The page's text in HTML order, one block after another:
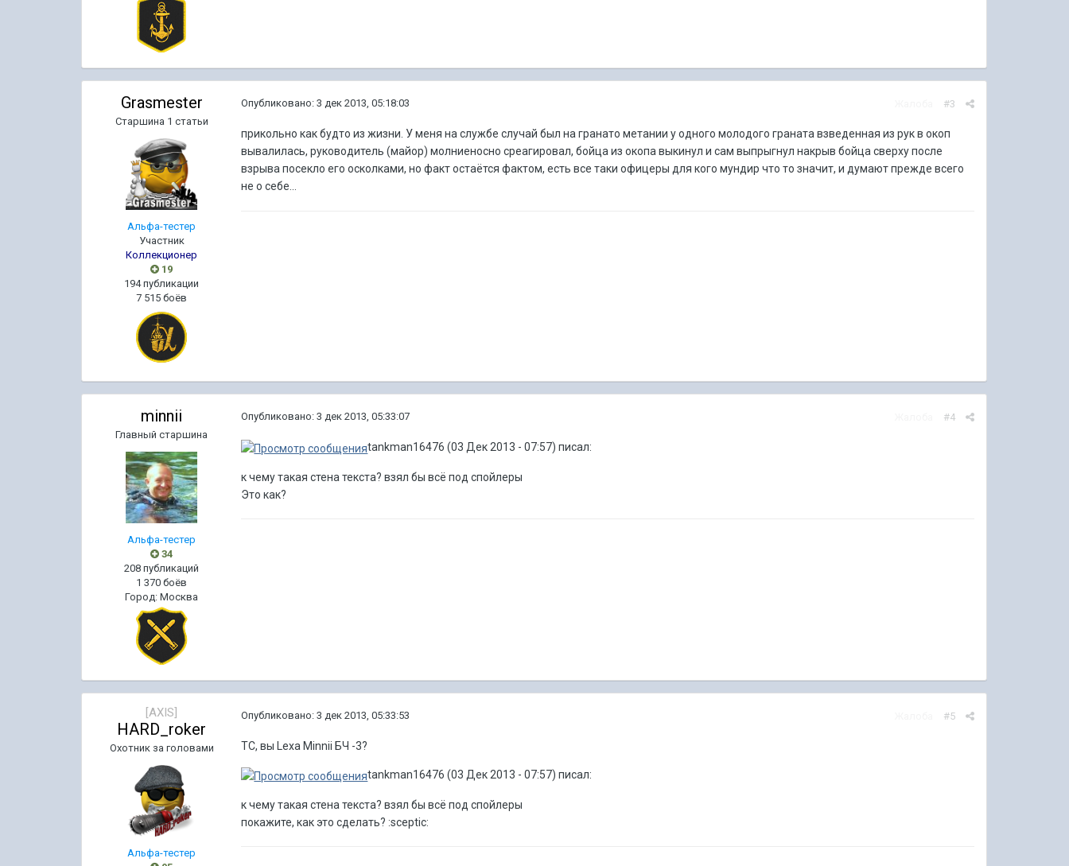
Grasmester
Старшина 1 статьи
Альфа-тестер
Участник
Коллекционер
19
194 публикации
7 515 боёв
#3
Опубликовано:3 дек 2013, 05:18:03
прикольно как будто из жизни. У меня на службе случай был на гранато метании у одного молодого граната взведенная из рук в окоп
вывалилась, руководитель (майор) молниеносно среагировал, бойца из окопа выкинул и сам выпрыгнул накрыв бойца сверху после
взрыва посекло его осколками, но факт остаётся фактом, есть все таки офицеры для кого мундир что то значит, и думают прежде всего
не о себе...
minnii
Главный старшина
Альфа-тестер
34
208 публикаций
1 370 боёв
Город:Москва
#4
Опубликовано:3 дек 2013, 05:33:07
tankman16476 (03 Дек 2013 - 07:57) писал:
к чему такая стена текста? взял бы всё под спойлеры
Это как?
[AXIS]
HARD_roker
Охотник за головами
Альфа-тестер
#5
Опубликовано:3 дек 2013, 05:33:53
ТС, вы Lexa Minnii БЧ -3?
tankman16476 (03 Дек 2013 - 07:57) писал:
к чему такая стена текста? взял бы всё под спойлеры
покажите, как это сделать? :sceptic: